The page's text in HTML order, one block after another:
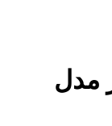
مدل